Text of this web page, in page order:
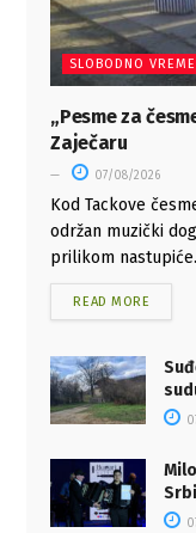
SLOBODNO VREME
„Pesme za
Zaječaru
07/08/2026
Kod Tackove
održan muzički
prilikom
READ MORE